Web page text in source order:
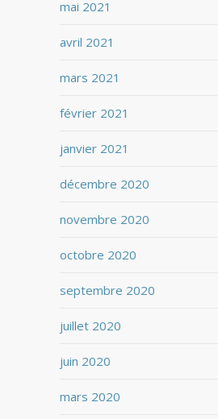
mai 2021
avril 2021
mars 2021
février 2021
janvier 2021
décembre 2020
novembre 2020
octobre 2020
septembre 2020
juillet 2020
juin 2020
mars 2020